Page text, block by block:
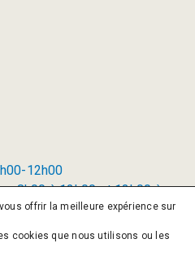
12h00
8h00 à 12h00 et 13h00 à
offrir la meilleure expérience sur
cookies que nous utilisons ou les